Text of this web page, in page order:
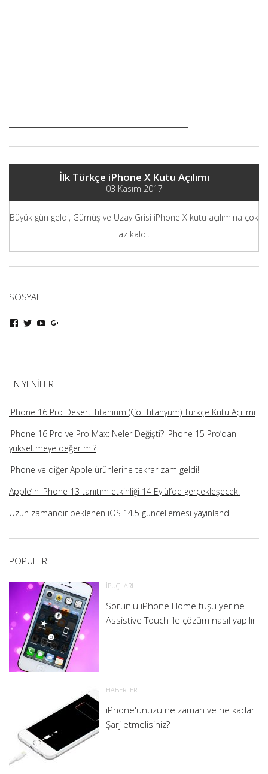
İlk Türkçe iPhone X Kutu Açılımı
03 Kasım 2017
Büyük gün geldi, Gümüş ve Uzay Grisi iPhone X kutu açılımına çok
az kaldı.
SOSYAL
iphoneturka
profilini
iphoneturka
profilini
iphoneturka
profiliniprofilini
EN YENILER
iPhone 16 Pro Desert Titanium (Çöl Titanyum) Türkçe Kutu Açılımı
iPhone 16 Pro ve Pro Max: Neler Değişti? iPhone 15 Pro’dan
yükseltmeye değer mi?
iPhone ve diğer Apple ürünlerine tekrar zam geldi!
Apple’ın iPhone 13 tanıtım etkinliği 14 Eylül’de gerçekleşecek!
Uzun zamandır beklenen iOS 14.5 güncellemesi yayınlandı
POPULER
İPUÇLARI
Sorunlu iPhone Home tuşu yerine
Assistive Touch ile çözüm nasıl yapılır
HABERLER
iPhone'unuzu ne zaman ve ne kadar
Şarj etmelisiniz?